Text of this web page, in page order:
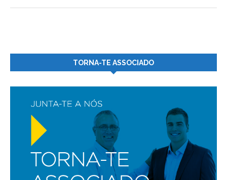
TORNA-TE ASSOCIADO